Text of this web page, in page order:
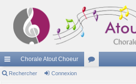
cc
Chorale Atout Choeur
Rechercher Connexion